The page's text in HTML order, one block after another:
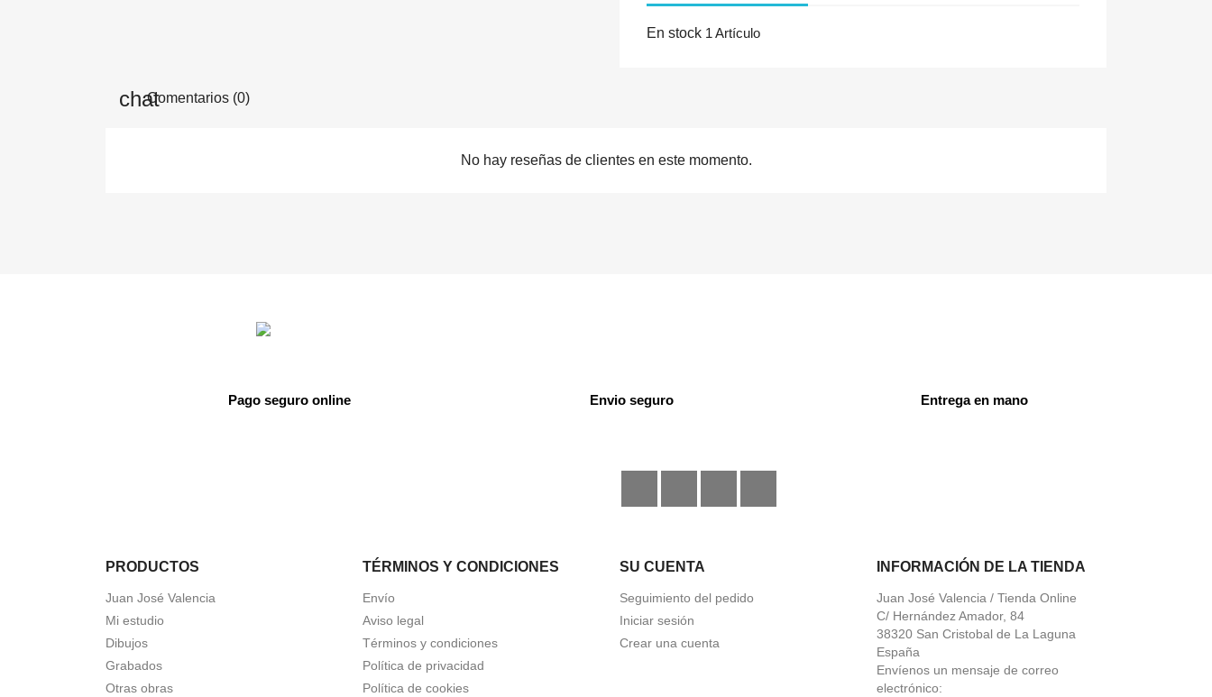
En stock 1 Artículo
Comentarios (0)
No hay reseñas de clientes en este momento.
Pago seguro online Envio seguro Entrega en mano
PRODUCTOS
Juan José Valencia
Mi estudio
Dibujos
Grabados
Otras obras
TÉRMINOS Y CONDICIONES
Envío
Aviso legal
Términos y condiciones
Política de privacidad
Política de cookies
SU CUENTA
Seguimiento del pedido
Iniciar sesión
Crear una cuenta
INFORMACIÓN DE LA TIENDA
Juan José Valencia / Tienda Online
C/ Hernández Amador, 84
38320 San Cristobal de La Laguna
España
Envíenos un mensaje de correo
electrónico: